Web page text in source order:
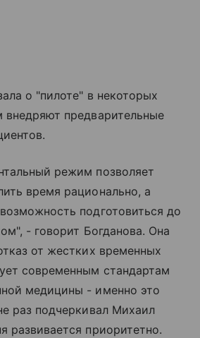
о "пилоте" в некоторых
внедряют предварительные
режим позволяет
время рационально, а
подготовиться до
- говорит Богданова. Она
от жестких временных
современным стандартам
медицины - именно это
раз подчеркивал Михаил
развивается приоритетно.